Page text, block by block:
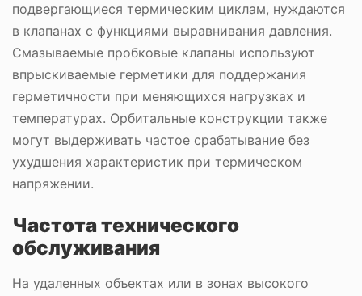
подвергающиеся термическим циклам, нуждаются
в клапанах с функциями выравнивания давления.
Смазываемые пробковые клапаны используют
впрыскиваемые герметики для поддержания
герметичности при меняющихся нагрузках и
температурах. Орбитальные конструкции также
могут выдерживать частое срабатывание без
ухудшения характеристик при термическом
напряжении.
Частота технического
обслуживания
На удаленных объектах или в зонах высокого